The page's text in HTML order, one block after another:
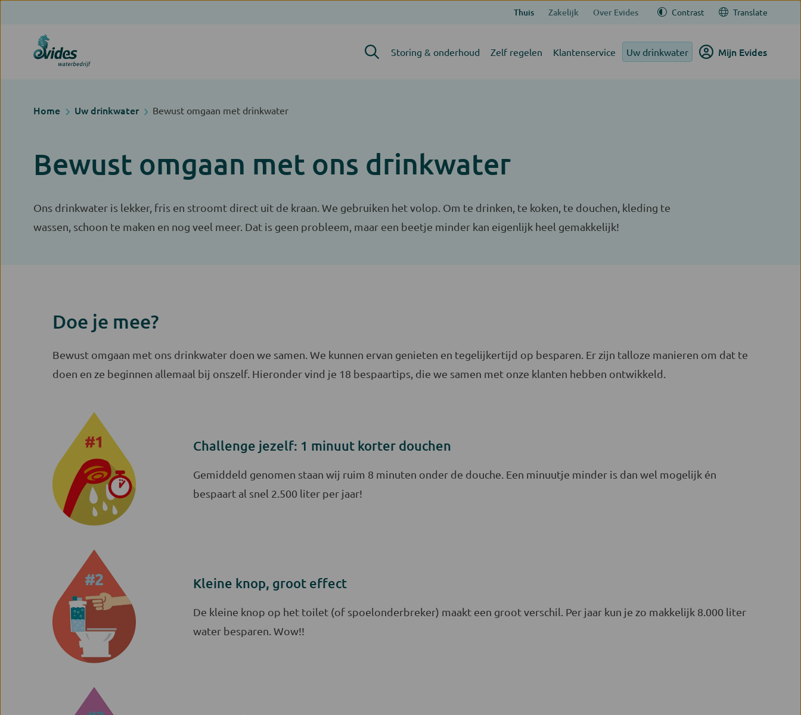
Thuis Zakelijk Over Evides Contrast Translate
Storing & onderhoud Zelf regelen Klantenservice Uw drinkwater Mijn Evides
Home Uw drinkwater Bewust omgaan met drinkwater
Bewust omgaan met ons drinkwater
Ons drinkwater is lekker, fris en stroomt direct uit de kraan. We gebruiken het volop. Om te drinken, te koken, te douchen, kleding te
wassen, schoon te maken en nog veel meer. Dat is geen probleem, maar een beetje minder kan eigenlijk heel gemakkelijk!
Doe je mee?
Bewust omgaan met ons drinkwater doen we samen. We kunnen ervan genieten en tegelijkertijd op besparen. Er zijn talloze manieren om dat te
doen en ze beginnen allemaal bij onszelf. Hieronder vind je 18 bespaartips, die we samen met onze klanten hebben ontwikkeld.
Challenge jezelf: 1 minuut korter douchen
Gemiddeld genomen staan wij ruim 8 minuten onder de douche. Een minuutje minder is dan wel mogelijk én
bespaart al snel 2.500 liter per jaar!
Kleine knop, groot effect
De kleine knop op het toilet (of spoelonderbreker) maakt een groot verschil. Per jaar kun je zo makkelijk 8.000 liter
water besparen. Wow!!